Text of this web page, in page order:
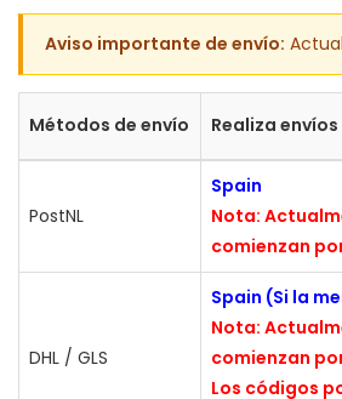
Aviso importante de envío:
Métodos de envío Realiza envíos
PostNL
Spain
Nota:
comienzan
DHL / GLS
Spain (Si la
Nota:
comienzan
Los códigos